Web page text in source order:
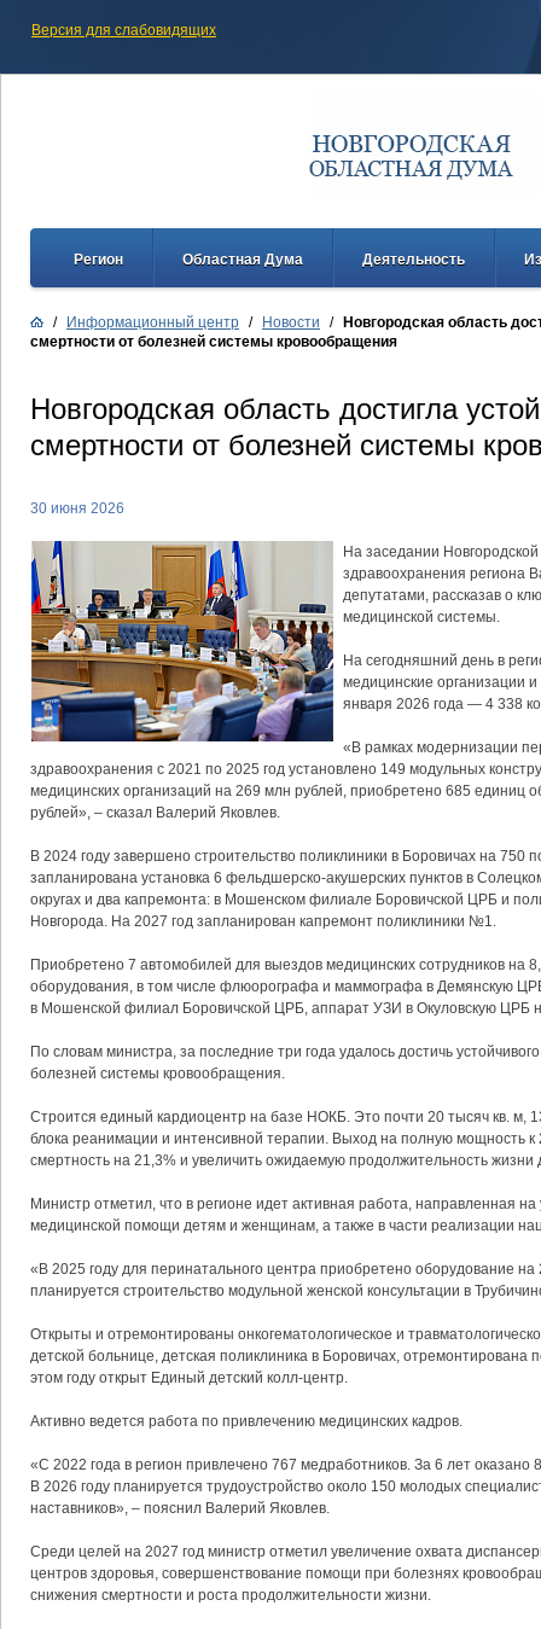
Версия для слабовидящих
Регион Областная Дума Деятельность
/ Информационный центр / Новости /
Новгородская область
смертности от болезней системы кровообращения
Новгородская область достигла
смертности от болезней системы
30 июня 2026
На заседании
здравоохранения региона
депутатами, рассказав о
медицинской системы.
На сегодняшний день в
медицинские организации
января 2026 года — 4 338
«В рамках модернизации
здравоохранения с 2021 по 2025 год установлено 149 модульных
медицинских организаций на 269 млн рублей, приобретено 685 единиц
рублей», – сказал Валерий Яковлев.
В 2024 году завершено строительство поликлиники в Боровичах на 750
запланирована установка 6 фельдшерско-акушерских пунктов в
округах и два капремонта: в Мошенском филиале Боровичской ЦРБ и
Новгорода. На 2027 год запланирован капремонт поликлиники №1.
Приобретено 7 автомобилей для выездов медицинских сотрудников на
оборудования, в том числе флюорографа и маммографа в Демянскую
в Мошенской филиал Боровичской ЦРБ, аппарат УЗИ в Окуловскую ЦРБ
По словам министра, за последние три года удалось достичь
болезней системы кровообращения.
Строится единый кардиоцентр на базе НОКБ. Это почти 20 тысяч кв. м,
блока реанимации и интенсивной терапии. Выход на полную мощность к
смертность на 21,3% и увеличить ожидаемую продолжительность жизни
Министр отметил, что в регионе идет активная работа, направленная
медицинской помощи детям и женщинам, а также в части реализации
«В 2025 году для перинатального центра приобретено оборудование
планируется строительство модульной женской консультации в
Открыты и отремонтированы онкогематологическое и
детской больнице, детская поликлиника в Боровичах, отремонтирована
этом году открыт Единый детский колл-центр.
Активно ведется работа по привлечению медицинских кадров.
«С 2022 года в регион привлечено 767 медработников. За 6 лет
В 2026 году планируется трудоустройство около 150 молодых
наставников», – пояснил Валерий Яковлев.
Среди целей на 2027 год министр отметил увеличение охвата
центров здоровья, совершенствование помощи при болезнях
снижения смертности и роста продолжительности жизни.